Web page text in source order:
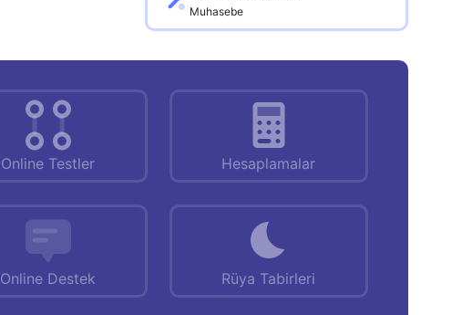
Muhasebe
Online Testler Hesaplamalar
Online Destek Rüya Tabirleri